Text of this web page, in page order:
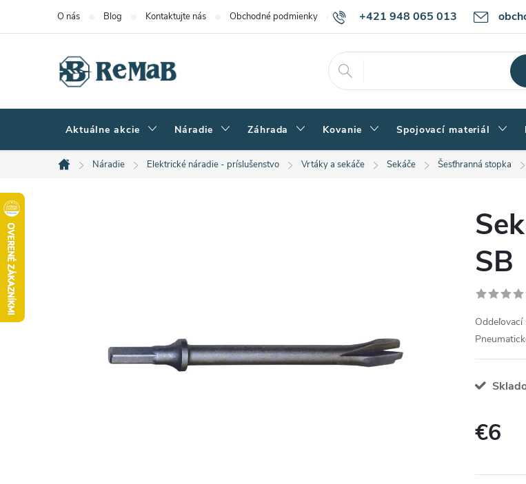
+421 948 065 013
O nás Blog Kontaktujte nás Obchodné podmienky Podmienky ochrany osobných údajov
Aktuálne akcie Náradie Záhrada Kovanie Spojovací materiál
Domov
Náradie Elektrické náradie - príslušenstvo Vrtáky a sekáče Sekáče Šesťhranná stopka
SB
€6